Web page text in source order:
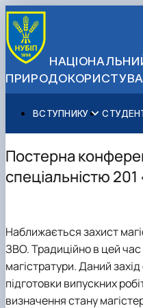
ВСТУПНИКУ
Вступ до НУБіП
Приймальна комісія
Правила прийому
Для осіб з
Для іноземців / For
Військова освіта
Навчання
Додаткова освіта
Позанавчальна
Студентське
Освітній процес
Міжнародна
Довідкова
Профспілкова
Наукова діяльність
Аспіранту /
Захисти дисертацій
Законодавче та
Наукові видання
Наука для бізнесу
Управління і
Загальна інформація
Офіційні документи
Стратегія
Офіційна символіка
Антикорупційні
Гендерна радниця
Контактна
Постерна
спеціальністю
Наближається захист
ЗВО. Традиційно в цей час
магістратури. Даний захід
підготовки випускних
визначення стану